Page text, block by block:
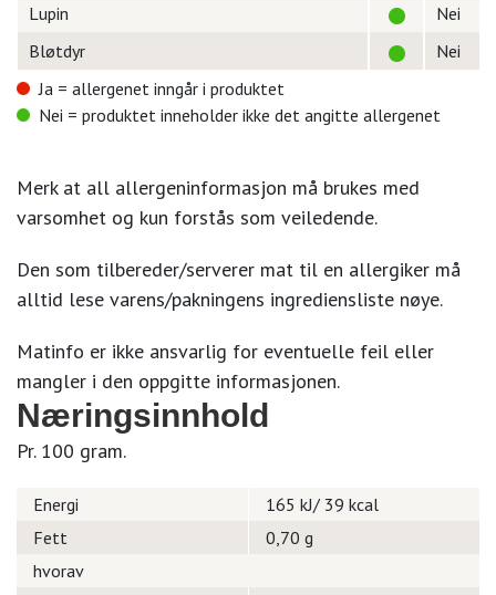
Lupin
Nei
Bløtdyr
Nei
Ja = allergenet inngår i produktet
Nei = produktet inneholder ikke det angitte allergenet
Merk at all allergeninformasjon må brukes med
varsomhet og kun forstås som veiledende.
Den som tilbereder/serverer mat til en allergiker må
alltid lese varens/pakningens ingrediensliste nøye.
Matinfo er ikke ansvarlig for eventuelle feil eller
mangler i den oppgitte informasjonen.
Næringsinnhold
Pr. 100 gram.
Energi
165 kJ/ 39 kcal
Fett
0,70 g
hvorav